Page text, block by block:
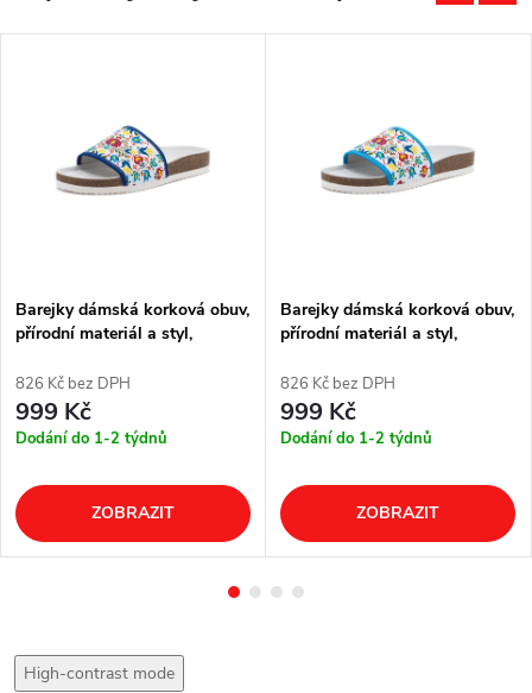
Barejky dámská korková obuv,
přírodní materiál a styl,
826 Kč bez DPH
999 Kč
Dodání do 1-2 týdnů
ZOBRAZIT
Barejky dámská korková obuv,
přírodní materiál a styl,
826 Kč bez DPH
999 Kč
Dodání do 1-2 týdnů
ZOBRAZIT
High-contrast mode